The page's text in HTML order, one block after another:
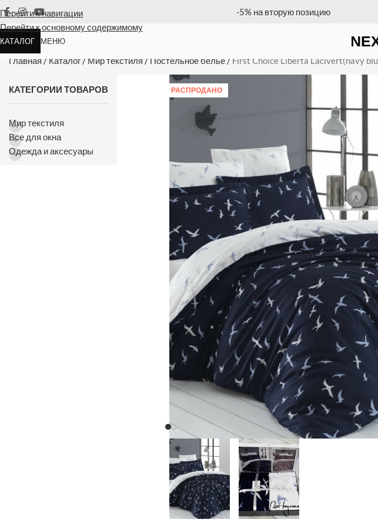
Перейти к навигации
Перейти к основному содержимому
позицию Оплата на счет = бесплатная
КАТАЛОГ МЕНЮ
First Choice Liberta Lacivert(navy blue)
Главная / Каталог/ Мир текстиля / Постельное белье/ First Choice Liberta Lacivert(navy
КАТЕГОРИИ ТОВАРОВ
Мир текстиля
Все для окна
Одежда и аксесуары
РАСПРОДАНО